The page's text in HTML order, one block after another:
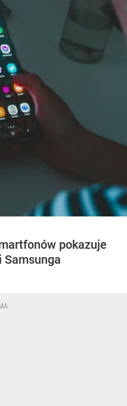
pokazuje
Samsunga